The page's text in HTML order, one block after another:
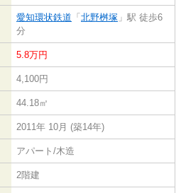
愛知環状鉄道 「 北野桝塚 」駅 徒歩6
分
5.8万円
4,100円
44.18㎡
2011年 10月 (築14年)
アパート/木造
2階建